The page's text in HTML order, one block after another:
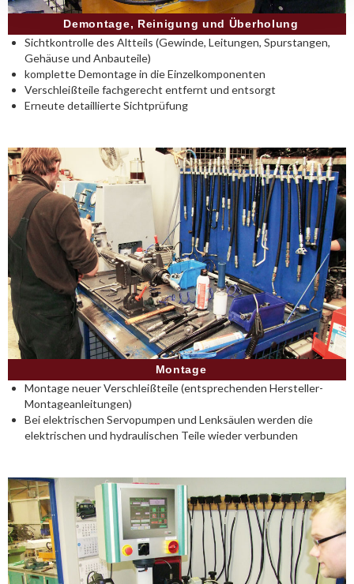
Demontage, Reinigung und Überholung
Sichtkontrolle des Altteils (Gewinde, Leitungen, Spurstangen,
Gehäuse und Anbauteile)
komplette Demontage in die Einzelkomponenten
Verschleißteile fachgerecht entfernt und entsorgt
Erneute detaillierte Sichtprüfung
Montage
Montage neuer Verschleißteile (entsprechenden Hersteller-
Montageanleitungen)
Bei elektrischen Servopumpen und Lenksäulen werden die
elektrischen und hydraulischen Teile wieder verbunden